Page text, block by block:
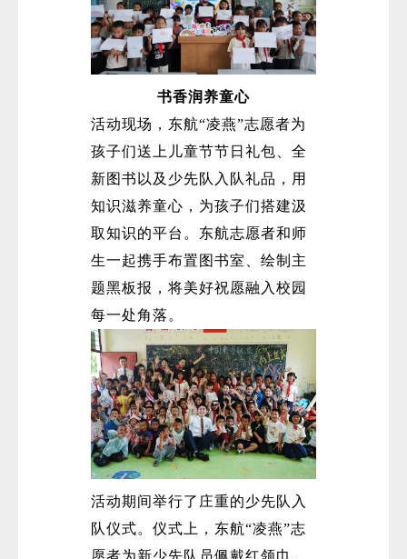
书香润养童心
活动现场，东航“凌燕”志愿者为
孩子们送上儿童节节日礼包、全
新图书以及少先队入队礼品，用
知识滋养童心，为孩子们搭建汲
取知识的平台。东航志愿者和师
生一起携手布置图书室、绘制主
题黑板报，将美好祝愿融入校园
每一处角落。
活动期间举行了庄重的少先队入
队仪式。仪式上，东航“凌燕”志